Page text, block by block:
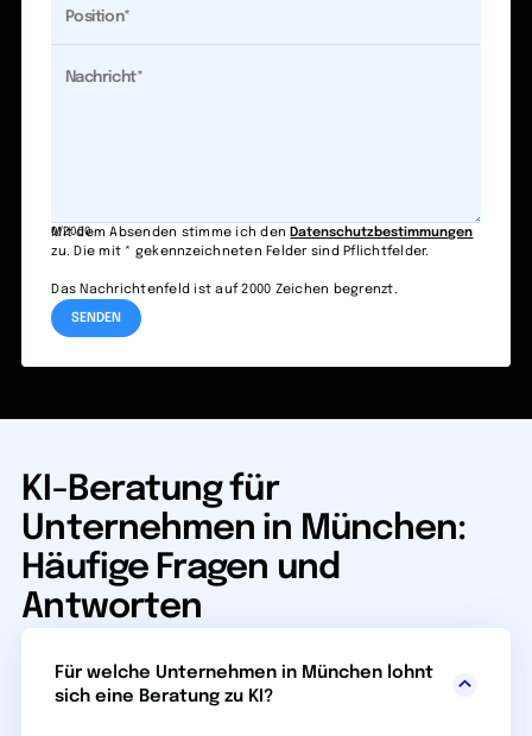
0/2000
Mit dem Absenden stimme ich den Datenschutzbestimmungen
zu. Die mit * gekennzeichneten Felder sind Pflichtfelder.
Das Nachrichtenfeld ist auf 2000 Zeichen begrenzt.
KI-Beratung für
Unternehmen in München:
Häufige Fragen und
Antworten
Für welche Unternehmen in München lohnt
sich eine Beratung zu KI?